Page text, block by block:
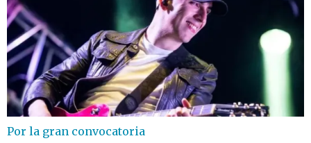
Por la gran convocatoria